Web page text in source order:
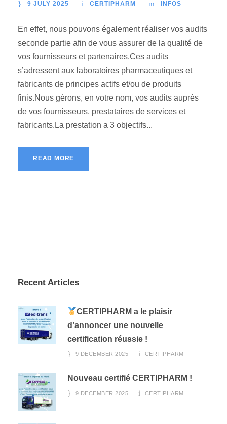
9 JULY 2025 CERTIPHARM INFOS
En effet, nous pouvons également réaliser vos audits
seconde partie afin de vous assurer de la qualité de
vos fournisseurs et partenaires.Ces audits
s’adressent aux laboratoires pharmaceutiques et
fabricants de principes actifs et/ou de produits
finis.Nous gérons, en votre nom, vos audits auprès
de vos fournisseurs, prestataires de services et
fabricants.La prestation a 3 objectifs...
READ MORE
Recent Articles
CERTIPHARM a le plaisir
d’annoncer une nouvelle
certification réussie !
9 DECEMBER 2025 CERTIPHARM
Nouveau certifié CERTIPHARM !
9 DECEMBER 2025 CERTIPHARM